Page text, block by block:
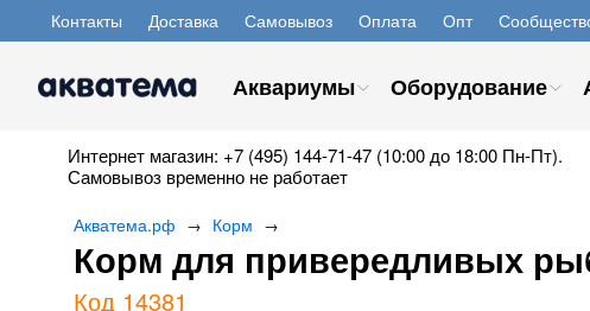
Контакты Доставка Самовывоз Оплата Опт
Аквариумы Оборудование
Интернет магазин: +7 (495) 144-71-47 (10:00 до 18:00 Пн-Пт).
Самовывоз временно не работает
Акватема.рф → Корм →
Корм для привередливых
Код 14381